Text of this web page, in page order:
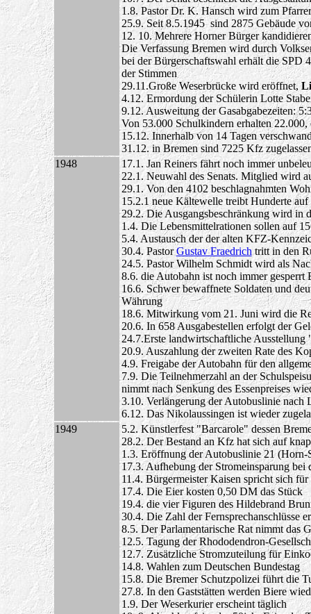
1.8. Pastor Dr. K. Hansch wird zum
25.9. Seit 8.5.1945 sind 2875 Gebäude
12. 10. Mehrere Horner Bürger
Die Verfassung Bremen wird durch
bei der Bürgerschaftswahl erhält die
der Stimmen
29.11.Große Weserbrücke wird eröffnet,
4.12. Ermordung der Schülerin Lotte
9.12. Ausweitung der Gasabgabezeiten:
Von 53.000 Schulkindern erhalten
15.12. Innerhalb von 14 Tagen
31.12. in Bremen sind 7225 Kfz
1948
17.1. Jan Reiners fährt noch immer
22.1. Neuwahl des Senats. Mitglied wird
29.1. Von den 4102 beschlagnahmten
15.2.1 neue Kältewelle treibt Hunderte
29.2. Die Ausgangsbeschränkung wird in
1.4. Die Lebensmittelrationen sollen auf
5.4. Austausch der der alten KFZ-
30.4. PastorGustav Fraedrich tritt in den
24.5. Pastor Wilhelm Schmidt wird als
8.6. die Autobahn ist noch immer
16.6. Schwer bewaffnete Soldaten und
Währung
18.6. Mitwirkung vom 21. Juni wird die
20.6. In 658 Ausgabestellen erfolgt der
24.7.Erste landwirtschaftliche
20.9. Auszahlung der zweiten Rate des
4.9. Freigabe der Autobahn für den
7.9. Die Teilnehmerzahl an der
nimmt nach Senkung des Essenpreises
3.10. Verlängerung der Autobuslinie nach
6.12. Das Nikolaussingen ist wieder
1949
5.2. Künstlerfest "Barcarole" dessen
28.2. Der Bestand an Kfz hat sich auf
1.3. Eröffnung der Autobuslinie 21 (Horn-
17.3. Aufhebung der Stromeinsparung
11.4. Bürgermeister Kaisen spricht sich
17.4. Die Eier kosten 0,50 DM das Stück
19.4. die vier Figuren des Hildebrand
30.4. Die Zahl der Fernsprechanschlüsse
8.5. Der Parlamentarische Rat nimmt das
12.5. Tagung der Rhododendron-
12.7. Zusätzliche Stromzuteilung für
14.8. Wahlen zum Deutschen Bundestag
15.8. Die Bremer Schutzpolizei führt die
27.8. In den Gaststätten werden Biere
1.9. Der Weserkurier erscheint täglich